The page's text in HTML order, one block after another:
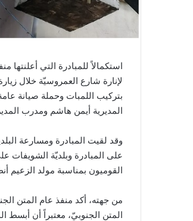
استكمالاً للمبادرة التي
لإنارة شارع العمروسيّة خلال
بتركيب اللمبات وحملة صيانة
المديرية أيمن هاشم ومدرب
وقد لقيت المبادرة ومسارعة
على المبادرة وبلديّة الشويفات
القوميون بمناسبة مولد الزعيم
من جهته، أكد منفذ عام المتن
المتن الجنوبيّ، معتبراً أن